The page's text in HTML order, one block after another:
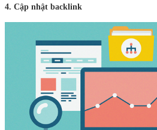
4. Cập nhật backlink